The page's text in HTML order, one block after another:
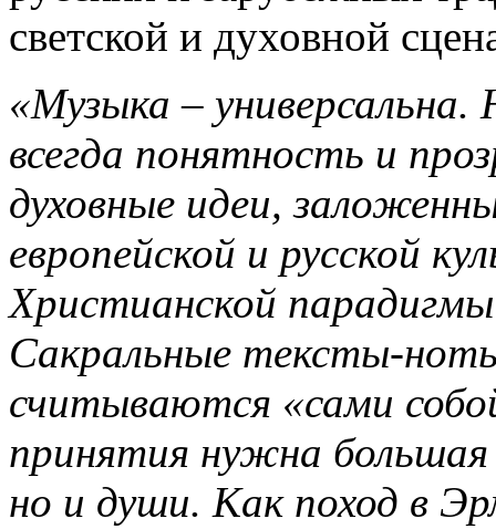
светской и духовной
«Музыка – универсальна.
всегда понятность и
духовные идеи,
европейской и русской
Христианской
Сакральные тексты-
считываются «сами
принятия нужна
но и души. Как поход в